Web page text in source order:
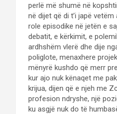
perlë më shumë në
në dijet që di t’i japë
role episodike në jetën e
debatit, e kërkimit, e
ardhshëm vlerë dhe dije
poliglote, menaxhere
mënyrë kushdo që merr
kur ajo nuk kënaqet me
krijua, dijen që e njeh me
profesion ndryshe, një
ku asgjë nuk do të